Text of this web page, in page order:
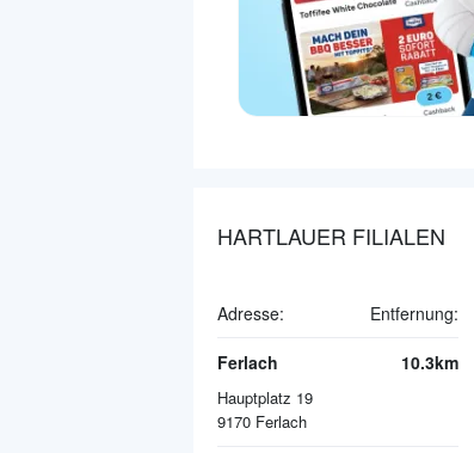
HARTLAUER FILIALEN
Adresse: Entfernung:
Ferlach
Hauptplatz 19
9170 Ferlach
10.3km